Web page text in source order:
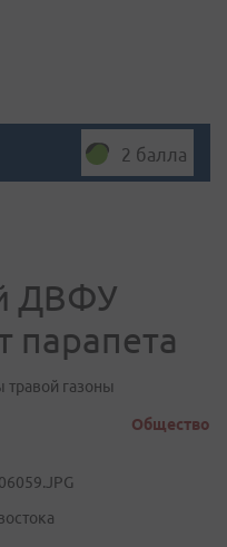
2 балла
ДВФУ
парапета
газоны
Общество